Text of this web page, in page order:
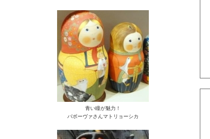
青い瞳が魅力！
バボーヴァさんマトリョーシカ